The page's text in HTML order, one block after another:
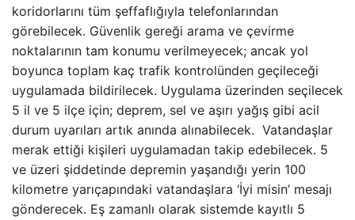
koridorlarını tüm şeffaflığıyla telefonlarından
görebilecek. Güvenlik gereği arama ve çevirme
noktalarının tam konumu verilmeyecek; ancak yol
boyunca toplam kaç trafik kontrolünden geçileceği
uygulamada bildirilecek. Uygulama üzerinden seçilecek
5 il ve 5 ilçe için; deprem, sel ve aşırı yağış gibi acil
durum uyarıları artık anında alınabilecek. Vatandaşlar
merak ettiği kişileri uygulamadan takip edebilecek. 5
ve üzeri şiddetinde depremin yaşandığı yerin 100
kilometre yarıçapındaki vatandaşlara ‘İyi misin’ mesajı
gönderecek. Eş zamanlı olarak sistemde kayıtlı 5